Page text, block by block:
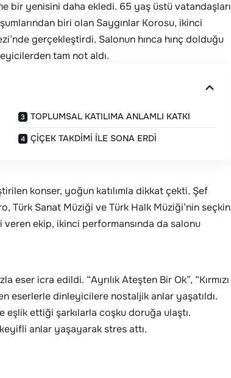
bir yenisini daha ekledi. 65 yaş üstü vatandaşları
biri olan Saygınlar Korosu, ikinci
gerçekleştirdi. Salonun hınca hınç dolduğu
tam not aldı.
TOPLUMSAL KATILIMA ANLAMLI KATKI
ÇİÇEK TAKDİMİ İLE SONA ERDİ
konser, yoğun katılımla dikkat çekti. Şef
Türk Sanat Müziği ve Türk Halk Müziği’nin seçkin
ekip, ikinci performansında da salonu
eser icra edildi. “Ayrılık Ateşten Bir Ok”, “Kırmızı
eserlerle dinleyicilere nostaljik anlar yaşatıldı.
eşlik ettiği şarkılarla coşku doruğa ulaştı.
keyifli anlar yaşayarak stres attı.